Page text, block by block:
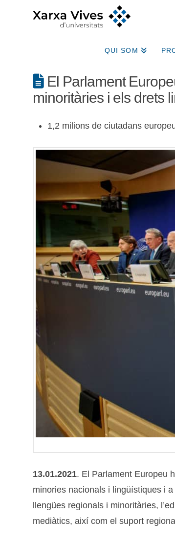
QUI SOM
El Parlament
minoritàries i els drets
1,2 milions de ciutadans
13.01.2021. El Parlament Europeu
minories nacionals i lingüístiques i
llengües regionals i minoritàries,
mediàtics, així com el suport